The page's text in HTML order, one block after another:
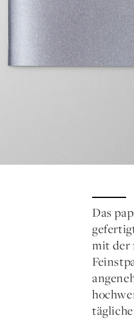
Das
mit der